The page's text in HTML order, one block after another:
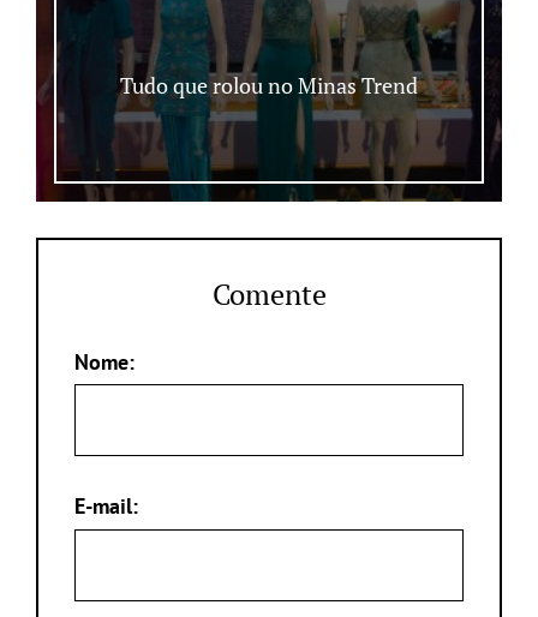
Tudo que rolou no Minas Trend
Comente
Nome:
E-mail: